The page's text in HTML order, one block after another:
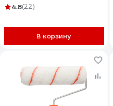
4.8(22)
В корзину